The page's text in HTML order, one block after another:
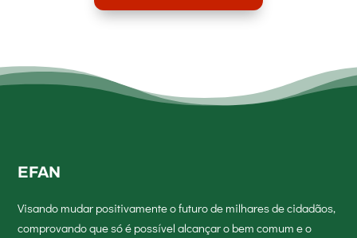
EFAN
Visando mudar positivamente o futuro de milhares de cidadãos,
comprovando que só é possível alcançar o bem comum e o